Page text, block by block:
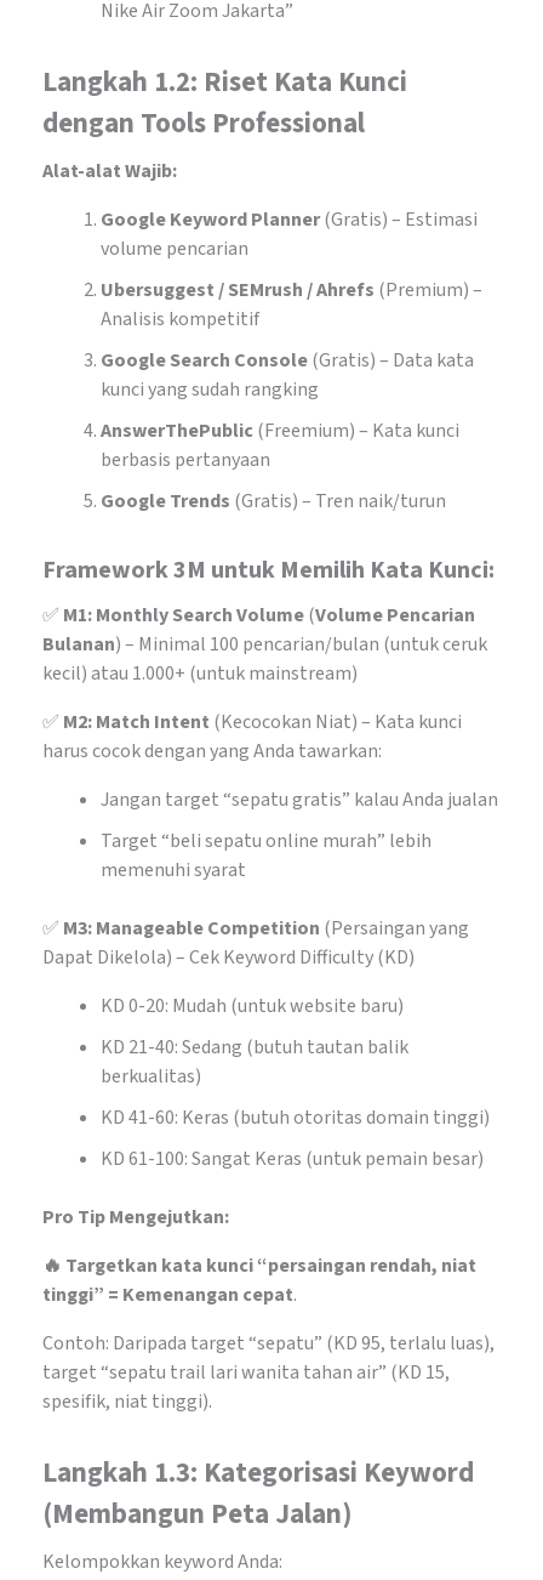
Nike Air Zoom Jakarta”
Langkah 1.2: Riset Kata Kunci
dengan Tools Professional
Alat-alat Wajib:
Google Keyword Planner(Gratis) – Estimasi
volume pencarian
Ubersuggest / SEMrush / Ahrefs (Premium) –
Analisis kompetitif
Google Search Console(Gratis) – Data kata
kunci yang sudah rangking
AnswerThePublic(Freemium) – Kata kunci
berbasis pertanyaan
Google Trends (Gratis) – Tren naik/turun
Framework 3M untuk Memilih Kata Kunci:
✅ M1: Monthly Search Volume(Volume Pencarian
Bulanan) – Minimal 100 pencarian/bulan (untuk ceruk
kecil) atau 1.000+ (untuk mainstream)
✅ M2: Match Intent (Kecocokan Niat) – Kata kunci
harus cocok dengan yang Anda tawarkan:
Jangan target “sepatu gratis” kalau Anda jualan
Target “beli sepatu online murah” lebih
memenuhi syarat
✅ M3: Manageable Competition (Persaingan yang
Dapat Dikelola) – Cek Keyword Difficulty (KD)
KD 0-20: Mudah (untuk website baru)
KD 21-40: Sedang (butuh tautan balik
berkualitas)
KD 41-60: Keras (butuh otoritas domain tinggi)
KD 61-100: Sangat Keras (untuk pemain besar)
Pro Tip Mengejutkan:
🔥 Targetkan kata kunci “persaingan rendah, niat
tinggi” = Kemenangan cepat.
Contoh: Daripada target “sepatu” (KD 95, terlalu luas),
target “sepatu trail lari wanita tahan air” (KD 15,
spesifik, niat tinggi).
Langkah 1.3: Kategorisasi Keyword
(Membangun Peta Jalan)
Kelompokkan keyword Anda: